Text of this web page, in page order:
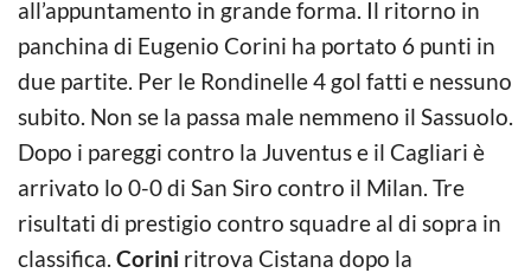
all’appuntamento in grande forma. Il ritorno in
panchina di Eugenio Corini ha portato 6 punti in
due partite. Per le Rondinelle 4 gol fatti e nessuno
subito. Non se la passa male nemmeno il Sassuolo.
Dopo i pareggi contro la Juventus e il Cagliari è
arrivato lo 0-0 di San Siro contro il Milan. Tre
risultati di prestigio contro squadre al di sopra in
classifica. Corini ritrova Cistana dopo la